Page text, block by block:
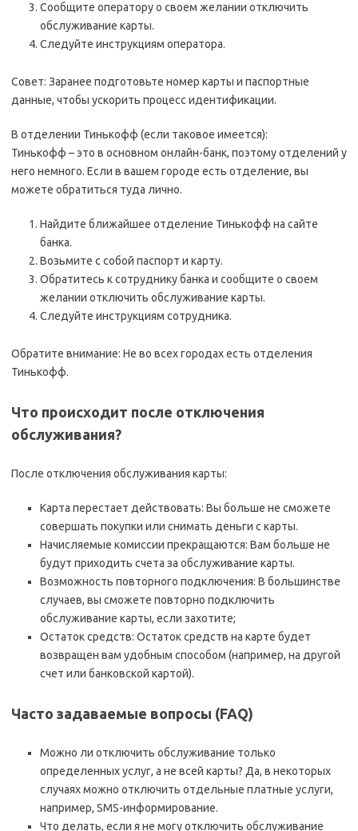
Сообщите оператору о своем желании отключить
обслуживание карты.
Следуйте инструкциям оператора.
Совет: Заранее подготовьте номер карты и паспортные
данные, чтобы ускорить процесс идентификации.
В отделении Тинькофф (если таковое имеется):
Тинькофф – это в основном онлайн-банк, поэтому отделений у
него немного. Если в вашем городе есть отделение, вы
можете обратиться туда лично.
Найдите ближайшее отделение Тинькофф на сайте
банка.
Возьмите с собой паспорт и карту.
Обратитесь к сотруднику банка и сообщите о своем
желании отключить обслуживание карты.
Следуйте инструкциям сотрудника.
Обратите внимание: Не во всех городах есть отделения
Тинькофф.
Что происходит после отключения
обслуживания?
После отключения обслуживания карты:
Карта перестает действовать: Вы больше не сможете
совершать покупки или снимать деньги с карты.
Начисляемые комиссии прекращаются: Вам больше не
будут приходить счета за обслуживание карты.
Возможность повторного подключения: В большинстве
случаев, вы сможете повторно подключить
обслуживание карты, если захотите;
Остаток средств: Остаток средств на карте будет
возвращен вам удобным способом (например, на другой
счет или банковской картой).
Часто задаваемые вопросы (FAQ)
Можно ли отключить обслуживание только
определенных услуг, а не всей карты? Да, в некоторых
случаях можно отключить отдельные платные услуги,
например, SMS-информирование.
Что делать, если я не могу отключить обслуживание